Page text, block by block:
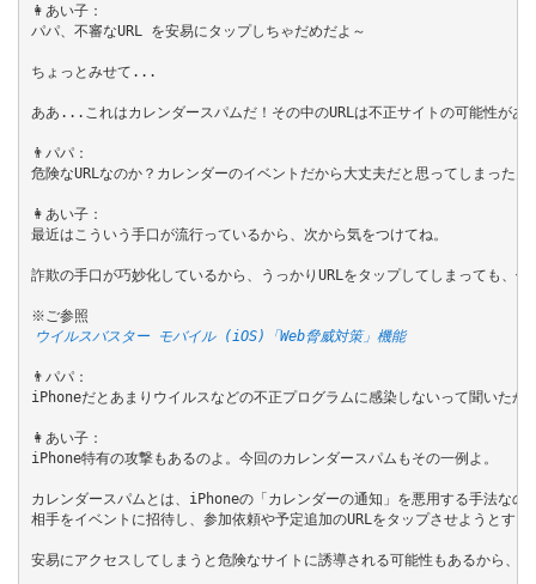
👩あい子：
パパ、不審なURL を安易にタップしちゃだめだよ～
ちょっとみせて...
ああ...これはカレンダースパムだ！その中のURLは不正サイトの可能性があ
👨パパ：
危険なURLなのか？カレンダーのイベントだから大丈夫だと思ってしまった
👩あい子：
最近はこういう手口が流行っているから、次から気をつけてね。
詐欺の手口が巧妙化しているから、うっかりURLをタップしてしまっても、
ウイルスバスター モバイル (iOS)「Web脅威対策」機能
👨パパ：
iPhoneだとあまりウイルスなどの不正プログラムに感染しないって聞いた
👩あい子：
iPhone特有の攻撃もあるのよ。今回のカレンダースパムもその一例よ。
カレンダースパムとは、iPhoneの「カレンダーの通知」を悪用する手法なの
相手をイベントに招待し、参加依頼や予定追加のURLをタップさせようとす
安易にアクセスしてしまうと危険なサイトに誘導される可能性もあるから、